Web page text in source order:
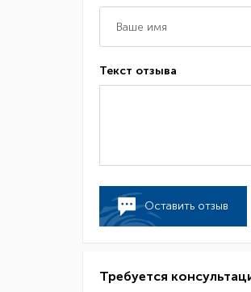
Текст отзыва
Оставить отзыв
Требуется